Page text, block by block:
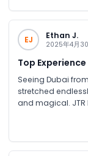
EJ Ethan J.
2025年4月
Top
Seeing Dubai
stretched
and magical.